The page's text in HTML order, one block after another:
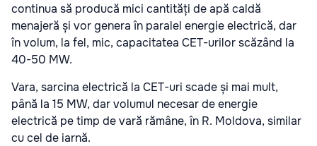
continua să producă mici cantități de apă caldă
menajeră și vor genera în paralel energie electrică, dar
în volum, la fel, mic, capacitatea CET-urilor scăzând la
40-50 MW.
Vara, sarcina electrică la CET-uri scade și mai mult,
până la 15 MW, dar volumul necesar de energie
electrică pe timp de vară rămâne, în R. Moldova, similar
cu cel de iarnă.